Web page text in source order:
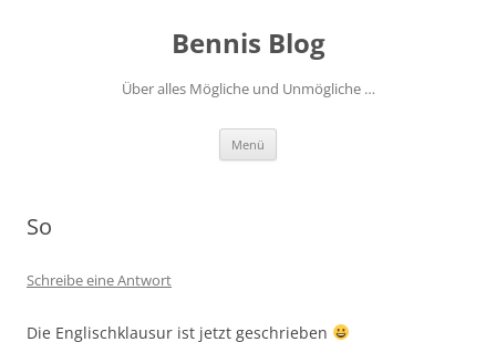
Bennis Blog
Über alles Mögliche und Unmögliche …
Menü
So
Schreibe eine Antwort
Die Englischklausur ist jetzt geschrieben